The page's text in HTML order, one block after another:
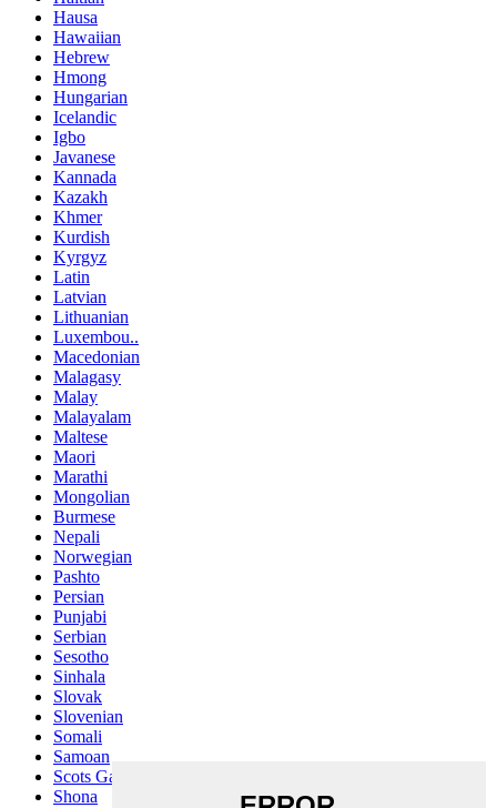
Hausa
Hawaiian
Hebrew
Hmong
Hungarian
Icelandic
Igbo
Javanese
Kannada
Kazakh
Khmer
Kurdish
Kyrgyz
Latin
Latvian
Lithuanian
Luxembou..
Macedonian
Malagasy
Malay
Malayalam
Maltese
Maori
Marathi
Mongolian
Burmese
Nepali
Norwegian
Pashto
Persian
Punjabi
Serbian
Sesotho
Sinhala
Slovak
Slovenian
Somali
Samoan
Scots Gaelic
Shona